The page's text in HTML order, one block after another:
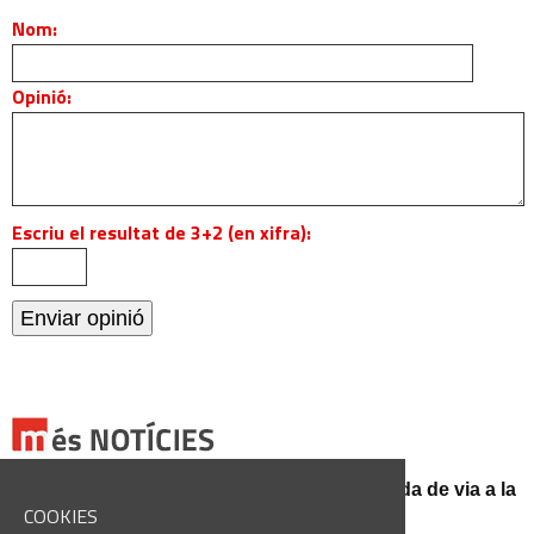
COOKIES
Nom:
Opinió:
Escriu el resultat de 3+2 (en xifra):
El conductor d'un turisme mor en una sortida de via a la
BV-3008 a Fonollosa